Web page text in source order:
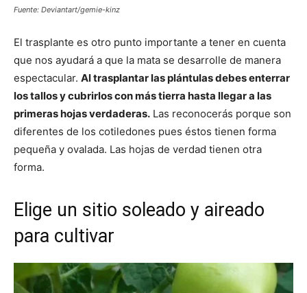
Fuente: Deviantart/gemie-kinz
El trasplante es otro punto importante a tener en cuenta
que nos ayudará a que la mata se desarrolle de manera
espectacular. Al trasplantar las plántulas debes enterrar
los tallos y cubrirlos con más tierra hasta llegar a las
primeras hojas verdaderas. Las reconocerás porque son
diferentes de los cotiledones pues éstos tienen forma
pequeña y ovalada. Las hojas de verdad tienen otra
forma.
Elige un sitio soleado y aireado
para cultivar